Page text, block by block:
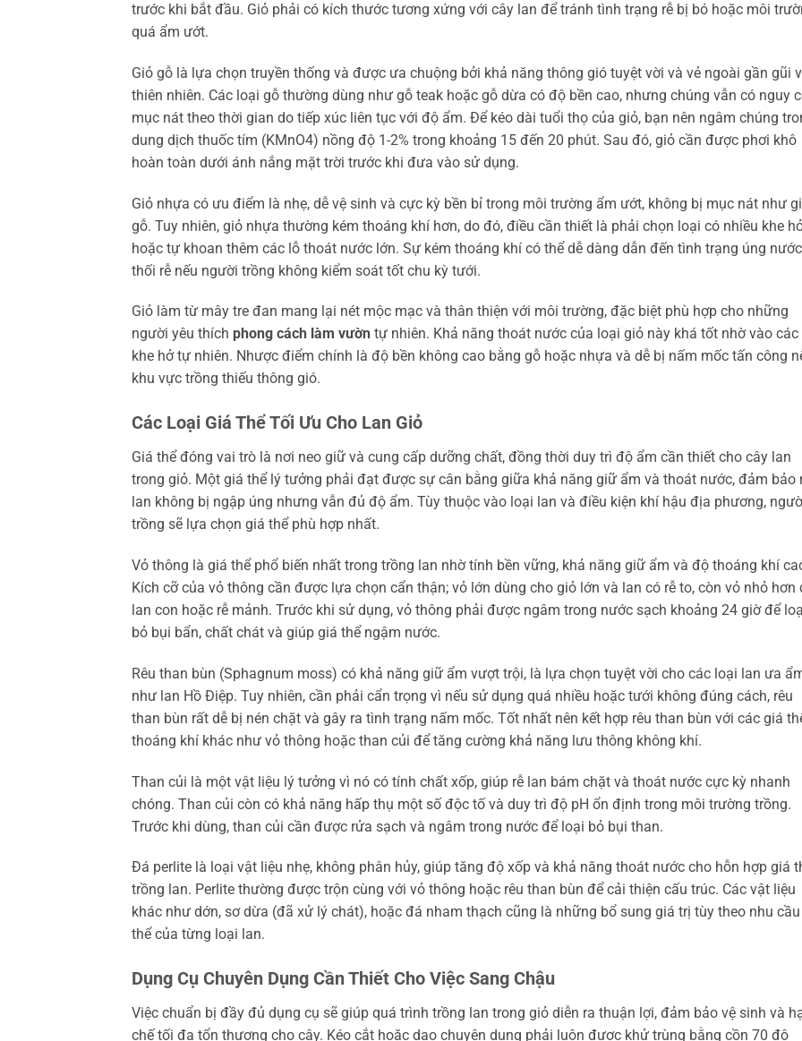
trước khi bắt đầu. Giỏ phải có kích thước tương xứng với cây lan để tránh tình trạng rễ bị bó hoặc môi
quá ẩm ướt.
Giỏ gỗ là lựa chọn truyền thống và được ưa chuộng bởi khả năng thông gió tuyệt vời và vẻ ngoài gần gũi
thiên nhiên. Các loại gỗ thường dùng như gỗ teak hoặc gỗ dừa có độ bền cao, nhưng chúng vẫn có nguy
mục nát theo thời gian do tiếp xúc liên tục với độ ẩm. Để kéo dài tuổi thọ của giỏ, bạn nên ngâm chúng
dung dịch thuốc tím (KMnO4) nồng độ 1-2% trong khoảng 15 đến 20 phút. Sau đó, giỏ cần được phơi khô
hoàn toàn dưới ánh nắng mặt trời trước khi đưa vào sử dụng.
Giỏ nhựa có ưu điểm là nhẹ, dễ vệ sinh và cực kỳ bền bỉ trong môi trường ẩm ướt, không bị mục nát như
gỗ. Tuy nhiên, giỏ nhựa thường kém thoáng khí hơn, do đó, điều cần thiết là phải chọn loại có nhiều khe
hoặc tự khoan thêm các lỗ thoát nước lớn. Sự kém thoáng khí có thể dễ dàng dẫn đến tình trạng úng
thối rễ nếu người trồng không kiểm soát tốt chu kỳ tưới.
Giỏ làm từ mây tre đan mang lại nét mộc mạc và thân thiện với môi trường, đặc biệt phù hợp cho những
người yêu thích phong cách làm vườn tự nhiên. Khả năng thoát nước của loại giỏ này khá tốt nhờ vào các
khe hở tự nhiên. Nhược điểm chính là độ bền không cao bằng gỗ hoặc nhựa và dễ bị nấm mốc tấn công
khu vực trồng thiếu thông gió.
Các Loại Giá Thể Tối Ưu Cho Lan Giỏ
Giá thể đóng vai trò là nơi neo giữ và cung cấp dưỡng chất, đồng thời duy trì độ ẩm cần thiết cho cây lan
trong giỏ. Một giá thể lý tưởng phải đạt được sự cân bằng giữa khả năng giữ ẩm và thoát nước, đảm bảo
lan không bị ngập úng nhưng vẫn đủ độ ẩm. Tùy thuộc vào loại lan và điều kiện khí hậu địa phương,
trồng sẽ lựa chọn giá thể phù hợp nhất.
Vỏ thông là giá thể phổ biến nhất trong trồng lan nhờ tính bền vững, khả năng giữ ẩm và độ thoáng khí
Kích cỡ của vỏ thông cần được lựa chọn cẩn thận; vỏ lớn dùng cho giỏ lớn và lan có rễ to, còn vỏ nhỏ hơn
lan con hoặc rễ mảnh. Trước khi sử dụng, vỏ thông phải được ngâm trong nước sạch khoảng 24 giờ để
bỏ bụi bẩn, chất chát và giúp giá thể ngậm nước.
Rêu than bùn (Sphagnum moss) có khả năng giữ ẩm vượt trội, là lựa chọn tuyệt vời cho các loại lan ưa
như lan Hồ Điệp. Tuy nhiên, cần phải cẩn trọng vì nếu sử dụng quá nhiều hoặc tưới không đúng cách, rêu
than bùn rất dễ bị nén chặt và gây ra tình trạng nấm mốc. Tốt nhất nên kết hợp rêu than bùn với các giá
thoáng khí khác như vỏ thông hoặc than củi để tăng cường khả năng lưu thông không khí.
Than củi là một vật liệu lý tưởng vì nó có tính chất xốp, giúp rễ lan bám chặt và thoát nước cực kỳ nhanh
chóng. Than củi còn có khả năng hấp thụ một số độc tố và duy trì độ pH ổn định trong môi trường trồng.
Trước khi dùng, than củi cần được rửa sạch và ngâm trong nước để loại bỏ bụi than.
Đá perlite là loại vật liệu nhẹ, không phân hủy, giúp tăng độ xốp và khả năng thoát nước cho hỗn hợp giá
trồng lan. Perlite thường được trộn cùng với vỏ thông hoặc rêu than bùn để cải thiện cấu trúc. Các vật liệu
khác như dớn, sơ dừa (đã xử lý chát), hoặc đá nham thạch cũng là những bổ sung giá trị tùy theo nhu
thể của từng loại lan.
Dụng Cụ Chuyên Dụng Cần Thiết Cho Việc Sang Chậu
Việc chuẩn bị đầy đủ dụng cụ sẽ giúp quá trình trồng lan trong giỏ diễn ra thuận lợi, đảm bảo vệ sinh và
chế tối đa tổn thương cho cây. Kéo cắt hoặc dao chuyên dụng phải luôn được khử trùng bằng cồn 70 độ